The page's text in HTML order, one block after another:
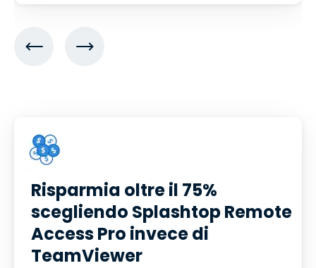
Risparmia oltre il 75%
scegliendo Splashtop Remote
Access Pro invece di
TeamViewer